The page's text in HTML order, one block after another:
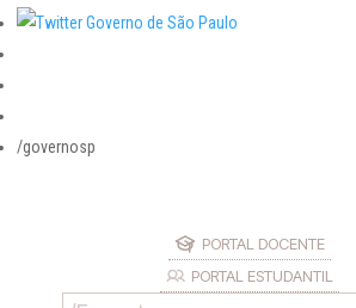
/governosp
PORTAL DOCENTE
PORTAL ESTUDANTIL